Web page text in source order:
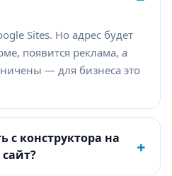
Sites. Но адрес будет
появится реклама, а
— для бизнеса это
с конструктора на
+